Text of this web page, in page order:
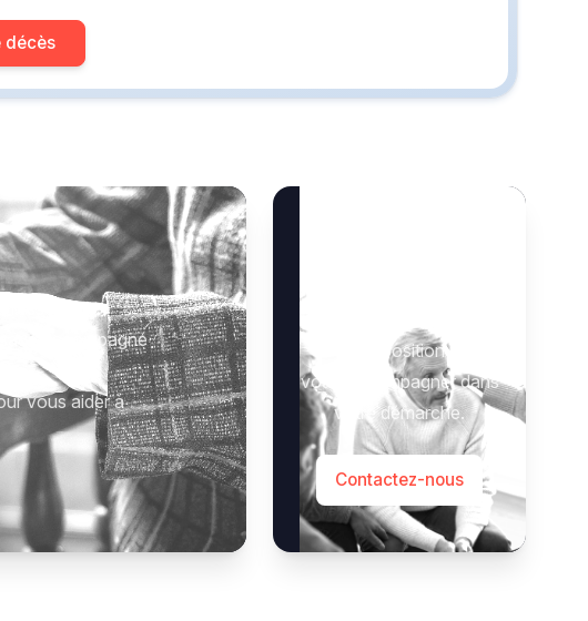
décès
ressemble :
accompagné
vous aider à
votre disposition pour
vous accompagner dans
votre démarche.
Contactez-nous